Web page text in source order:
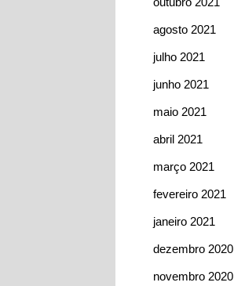
agosto 2021
julho 2021
junho 2021
maio 2021
abril 2021
março 2021
fevereiro 2021
janeiro 2021
dezembro 2020
novembro 2020